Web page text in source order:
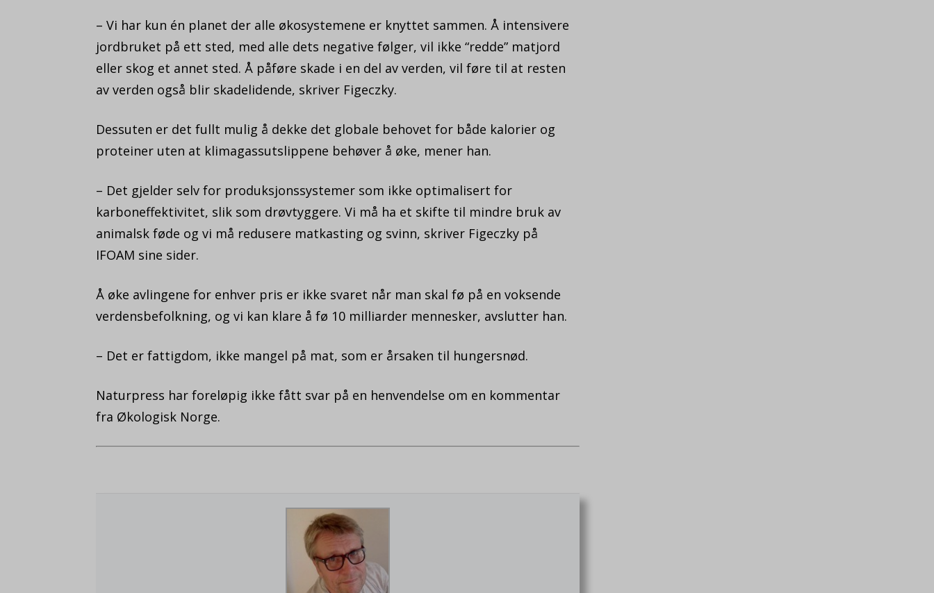
– Vi har kun én planet der alle økosystemene er knyttet sammen. Å intensivere
jordbruket på ett sted, med alle dets negative følger, vil ikke “redde” matjord
eller skog et annet sted. Å påføre skade i en del av verden, vil føre til at resten
av verden også blir skadelidende, skriver Figeczky.
Dessuten er det fullt mulig å dekke det globale behovet for både kalorier og
proteiner uten at klimagassutslippene behøver å øke, mener han.
– Det gjelder selv for produksjonssystemer som ikke optimalisert for
karboneffektivitet, slik som drøvtyggere. Vi må ha et skifte til mindre bruk av
animalsk føde og vi må redusere matkasting og svinn, skriver Figeczky på
IFOAM sine sider.
Å øke avlingene for enhver pris er ikke svaret når man skal fø på en voksende
verdensbefolkning, og vi kan klare å fø 10 milliarder mennesker, avslutter han.
– Det er fattigdom, ikke mangel på mat, som er årsaken til hungersnød.
Naturpress har foreløpig ikke fått svar på en henvendelse om en kommentar
fra Økologisk Norge.